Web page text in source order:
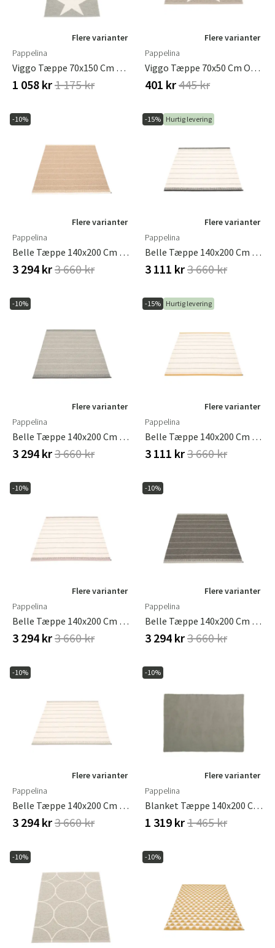
Flere varianter
Pappelina
Viggo Tæppe 70x150 Cm One Warm Grey / Vanilla
1 058 kr1 175 kr
Flere varianter
Pappelina
Viggo Tæppe 70x50 Cm One Mud / Vanilje
401 kr445 kr
-10%
Flere varianter
Pappelina
Belle Tæppe 140x200 Cm Bisquit
3 294 kr3 660 kr
-15% Hurtig levering
Flere varianter
Pappelina
Belle Tæppe 140x200 Cm Black
3 111 kr3 660 kr
-10%
Flere varianter
Pappelina
Belle Tæppe 140x200 Cm Concrete
3 294 kr3 660 kr
-15% Hurtig levering
Flere varianter
Pappelina
Belle Tæppe 140x200 Cm Ochre
3 111 kr3 660 kr
-10%
Flere varianter
Pappelina
Belle Tæppe 140x200 Cm Pale Rose
3 294 kr3 660 kr
-10%
Flere varianter
Pappelina
Belle Tæppe 140x200 Cm Shadow
3 294 kr3 660 kr
-10%
Flere varianter
Pappelina
Belle Tæppe 140x200 Cm Warm Grey
3 294 kr3 660 kr
-10%
Flere varianter
Pappelina
Blanket Tæppe 140x200 Cm Ylva Dark Linen / Linen
1 319 kr1 465 kr
-10% -10%